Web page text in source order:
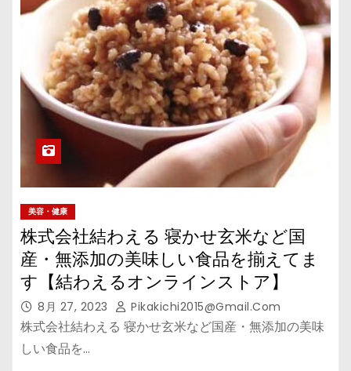
美容・健康
株式会社結わえる 寝かせ玄米など国
産・無添加の美味しい食品を揃えてま
す【結わえるオンラインストア】
8月 27, 2023 Pikakichi2015@gmail.com
株式会社結わえる 寝かせ玄米など国産・無添加の美味
しい食品を…